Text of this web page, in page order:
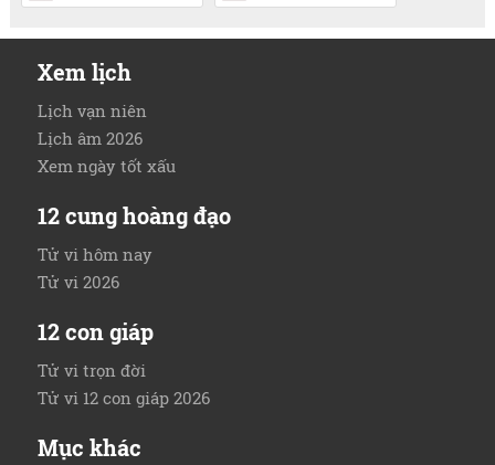
Xem lịch
Lịch vạn niên
Lịch âm 2026
Xem ngày tốt xấu
12 cung hoàng đạo
Tử vi hôm nay
Tử vi 2026
12 con giáp
Tử vi trọn đời
Tử vi 12 con giáp 2026
Mục khác